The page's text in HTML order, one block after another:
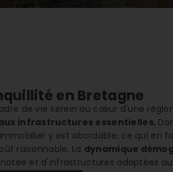
en Bretagne
de vie serein au cœur d'une
infrastructures essentielles,
y est abordable, ce qui en
raisonnable. La dynamique
et d'infrastructures adaptées